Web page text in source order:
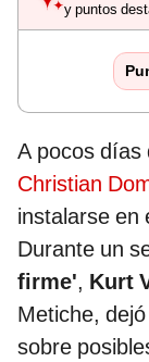
y puntos
A pocos días
Christian
instalarse en
Durante un
firme', Kurt
Metiche,
sobre